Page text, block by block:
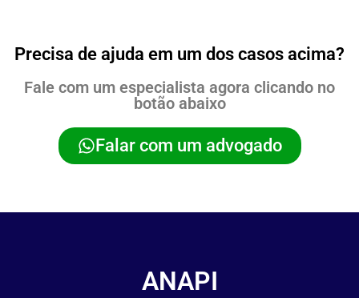
Precisa de ajuda em um dos casos acima?
Fale com um especialista agora clicando no
botão abaixo
Falar com um advogado
ANAPI